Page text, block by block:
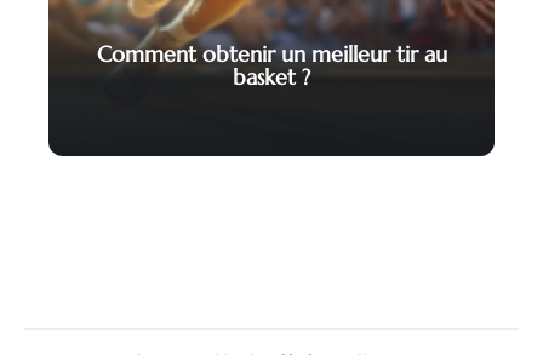
Comment obtenir un meilleur tir au
basket ?